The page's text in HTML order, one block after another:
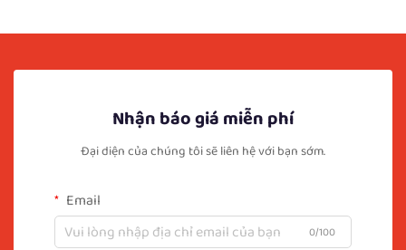
Nhận báo giá miễn phí
Đại diện của chúng tôi sẽ liên hệ với bạn sớm.
Email
0/100